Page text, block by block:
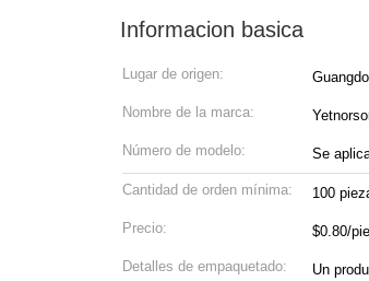
Informacion basica
Lugar de origen:
Nombre de la marca:
Número de modelo: Se
Cantidad de orden mínima: 100
Precio: $0.80/
Detalles de empaquetado: Un